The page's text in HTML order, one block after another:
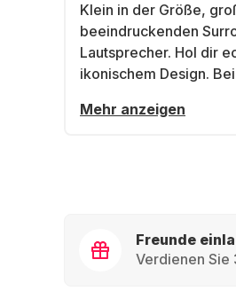
Klein in der Größe,
beeindruckenden
Lautsprecher. Hol dir
ikonischem Design.
Mehr anzeigen
Freunde
Verdienen Sie